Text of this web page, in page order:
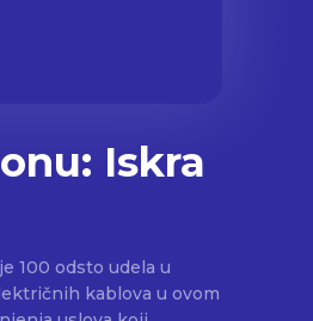
Iskra
100 odsto udela u
kablova u ovom